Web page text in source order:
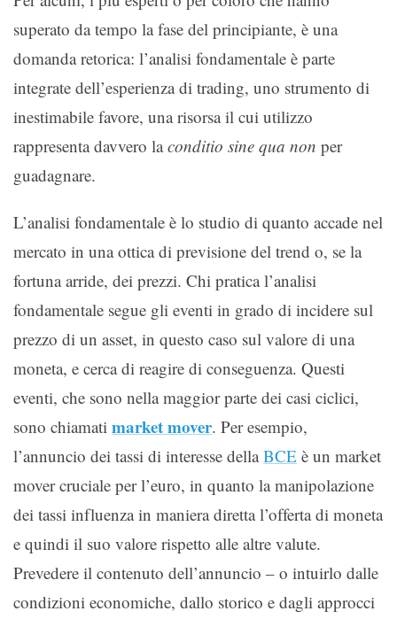
superato da tempo la fase del principiante, è una
domanda retorica: l’analisi fondamentale è parte
integrate dell’esperienza di trading, uno strumento di
inestimabile favore, una risorsa il cui utilizzo
rappresenta davvero laconditio sine qua non per
guadagnare.
L’analisi fondamentale è lo studio di quanto accade nel
mercato in una ottica di previsione del trend o, se la
fortuna arride, dei prezzi. Chi pratica l’analisi
fondamentale segue gli eventi in grado di incidere sul
prezzo di un asset, in questo caso sul valore di una
moneta, e cerca di reagire di conseguenza. Questi
eventi, che sono nella maggior parte dei casi ciclici,
sono chiamati market mover. Per esempio,
l’annuncio dei tassi di interesse dellaBCE è un market
mover cruciale per l’euro, in quanto la manipolazione
dei tassi influenza in maniera diretta l’offerta di moneta
e quindi il suo valore rispetto alle altre valute.
Prevedere il contenuto dell’annuncio – o intuirlo dalle
condizioni economiche, dallo storico e dagli approcci